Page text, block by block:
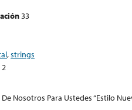
33
,strings
2
De Nosotros Para Ustedes “Estilo